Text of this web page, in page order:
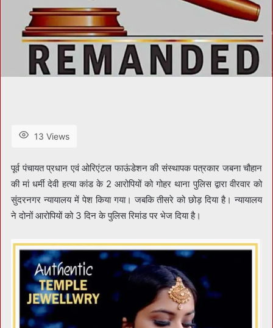
13 Views
पूर्व पंचायत प्रधान एवं ओरिएंटल फाऊंडेशन की संस्थापक पत्रकार जबना चौहान
की मां धर्मी देवी हत्या कांड के 2 आरोपियों को गोहर थाना पुलिस द्वारा वीरवार को
सुंदरनगर न्यायालय में पेश किया गया। जबकि तीसरे को छोड़ दिया है। न्यायालय
ने दोनों आरोपियों को 3 दिन के पुलिस रिमांड पर भेज दिया है।